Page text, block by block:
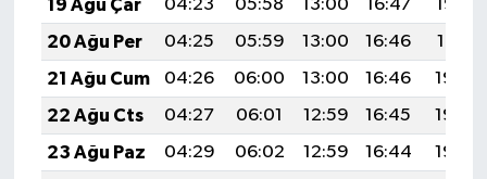
19 Ağu Çar
04:23 05:58 13:00 16:47
19:52
20 Ağu Per
04:25 05:59 13:00 16:46
19:51
21 Ağu Cum
04:26 06:00 13:00 16:46
19:49
22 Ağu Cts
04:27 06:01 12:59 16:45
19:48
23 Ağu Paz
04:29 06:02 12:59 16:44
19:46